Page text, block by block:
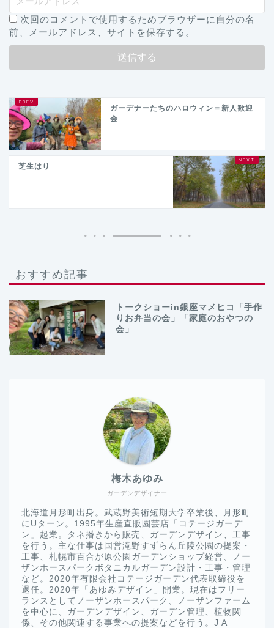
次回のコメントで使用するためブラウザーに自分の名
前、メールアドレス、サイトを保存する。
ガーデナーたちのハロウィン＝新人歓迎
会
芝生はり
おすすめ記事
トークショーin銀座マメヒコ「手作
りお弁当の会」「家庭のおやつの
会」
ガーデンデザイナー
梅木あゆみ
北海道月形町出身。武蔵野美術短期大学卒業後、月形町
にUターン。1995年生産直販園芸店「コテージガーデ
ン」起業。タネ播きから販売、ガーデンデザイン、工事
を行う。主な仕事は国営滝野すずらん丘陵公園の提案・
工事、札幌市百合が原公園ガーデンショップ経営、ノー
ザンホースパークボタニカルガーデン設計・工事・管理
など。2020年有限会社コテージガーデン代表取締役を
退任。2020年「あゆみデザイン」開業。現在はフリー
ランスとしてノーザンホースパーク、ノーザンファーム
を中心に、ガーデンデザイン、ガーデン管理、植物関
係、その他関連する事業への提案などを行う。J A